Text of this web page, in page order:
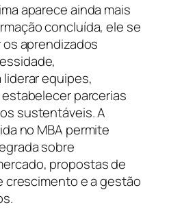
aparece ainda mais
concluída, ele se
aprendizados
equipes,
parcerias
sustentáveis. A
no MBA permite
sobre
propostas de
crescimento e a gestão